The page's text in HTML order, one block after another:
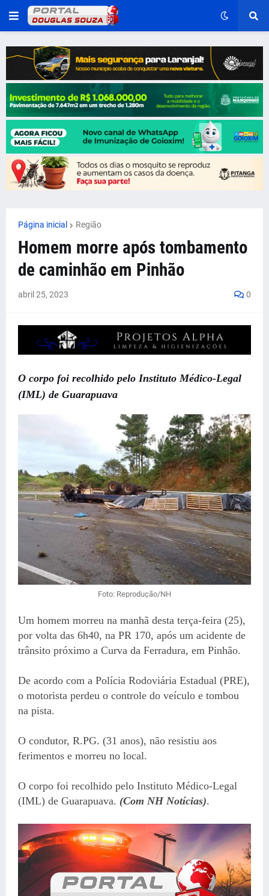
Página inicial Região
Homem morre após tombamento
de caminhão em Pinhão
abril 25, 2023 0
O corpo foi recolhido pelo Instituto Médico-Legal
(IML) de Guarapuava
Foto: Reprodução/NH
Um homem morreu na manhã desta terça-feira (25),
por volta das 6h40, na PR 170, após um acidente de
trânsito próximo a Curva da Ferradura, em Pinhão.
De acordo com a Polícia Rodoviária Estadual (PRE),
o motorista perdeu o controle do veículo e tombou
na pista.
O condutor, R.PG. (31 anos), não resistiu aos
ferimentos e morreu no local.
O corpo foi recolhido pelo Instituto Médico-Legal
(IML) de Guarapuava. (Com NH Notícias).